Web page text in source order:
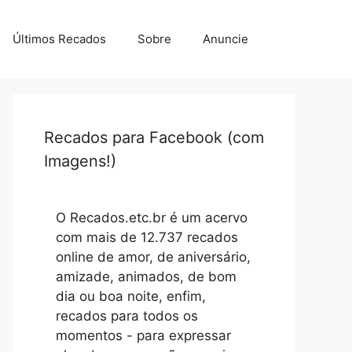
Últimos Recados Sobre Anuncie
Recados para Facebook (com
Imagens!)
O Recados.etc.br é um acervo
com mais de 12.737 recados
online de amor, de aniversário,
amizade, animados, de bom
dia ou boa noite, enfim,
recados para todos os
momentos - para expressar